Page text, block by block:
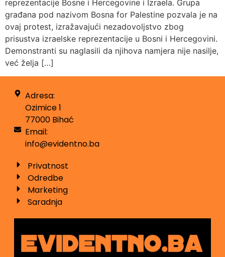
reprezentacije Bosne i Hercegovine i Izraela. Grupa
građana pod nazivom Bosna for Palestine pozvala je na
ovaj protest, izražavajući nezadovoljstvo zbog
prisustva izraelske reprezentacije u Bosni i Hercegovini.
Demonstranti su naglasili da njihova namjera nije nasilje,
već želja […]
Adresa:
Ozimice 1
77000 Bihać
Email:
info@evidentno.ba
Privatnost
Odredbe
Marketing
Saradnja